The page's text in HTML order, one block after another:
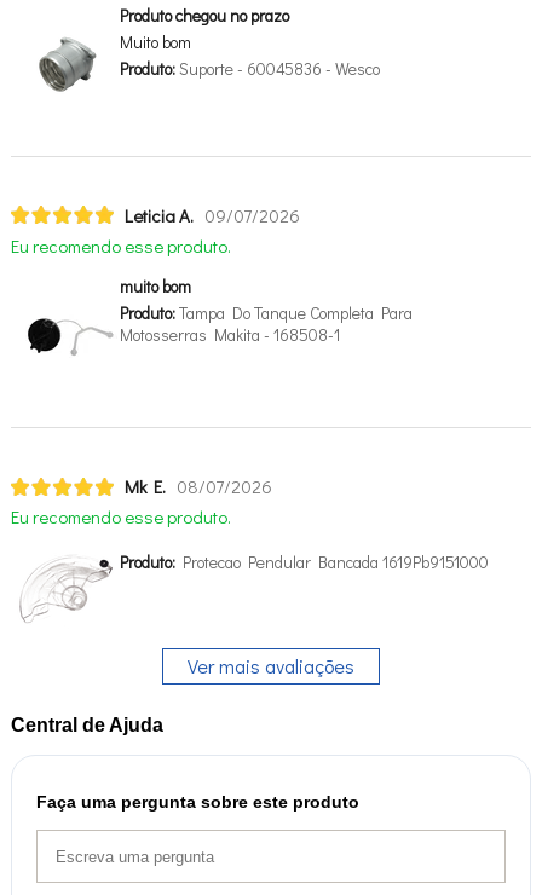
Produto chegou no prazo
Muito bom
Produto:Suporte - 60045836 - Wesco
Leticia A. 09/07/2026
Eu recomendo esse produto.
muito bom
Produto:Tampa Do Tanque Completa Para
Motosserras Makita - 168508-1
Mk E. 08/07/2026
Eu recomendo esse produto.
Produto:Protecao Pendular Bancada 1619Pb9151000
Ver mais avaliações
Central de Ajuda
Faça uma pergunta sobre este produto